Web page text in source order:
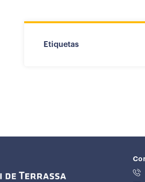
Etiquetas